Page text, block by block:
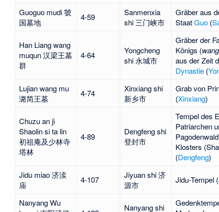
Guoguo mudi 虢
国墓地
4-59
Sanmenxia
shi 三门峡市
Gräber aus
StaatGuo(
Han Liang wang
muqun 汉梁王墓
群
4-64
Yongcheng
shi 永城市
Gräber der
Königs (wang
aus der Zeit
Dynastie(
Lujian wang mu
潞简王墓
4-74
Xinxiang shi
新乡市
Grab von
(Xinxiang)
Chuzu an ji
Shaolin si ta lin
初祖庵及少林寺
塔林
4-89
Dengfeng shi
登封市
Tempel des
Patriarchen
Klosters (
(Dengfeng)
Jidu miao 济渎
庙
4-107
Jiyuan shi 济
源市
Jidu-Tempel (
Nanyang Wu
Nanyang shi